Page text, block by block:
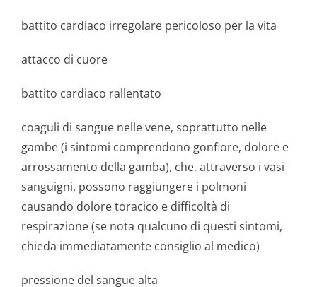
battito cardiaco irregolare pericoloso per la vita
attacco di cuore
battito cardiaco rallentato
coaguli di sangue nelle vene, soprattutto nelle
gambe (i sintomi comprendono gonfiore, dolore e
arrossamento della gamba), che, attraverso i vasi
sanguigni, possono raggiungere i polmoni
causando dolore toracico e difficoltà di
respirazione (se nota qualcuno di questi sintomi,
chieda immediatamente consiglio al medico)
pressione del sangue alta